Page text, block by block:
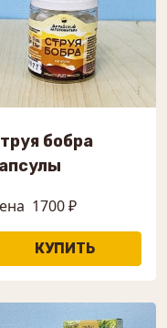
бобра
1700 ₽